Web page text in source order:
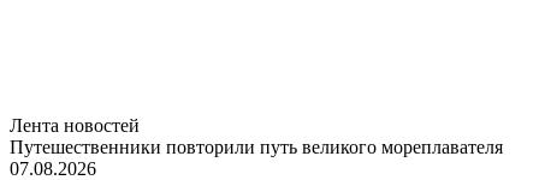
Лента новостей
Путешественники повторили путь великого мореплавателя
07.08.2026